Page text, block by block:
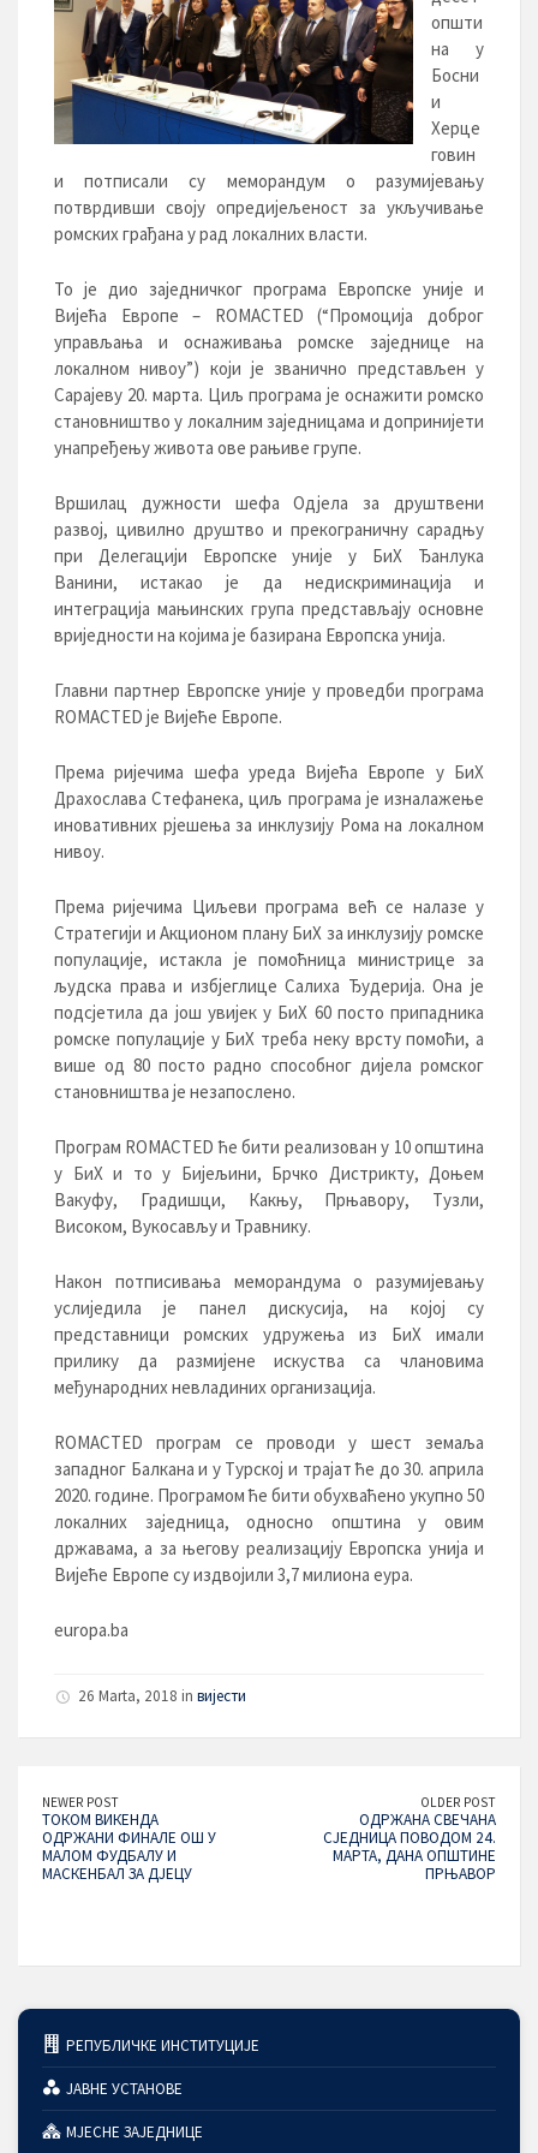
општи
на у
Босни
и
Херце
говин
и потписали су меморандум о разумијевању
потврдивши своју опредијељеност за укључивање
ромских грађана у рад локалних власти.
То је дио заједничког програма Европске уније и
Вијећа Европе – ROMACTED (“Промоција доброг
управљања и оснаживања ромске заједнице на
локалном нивоу”) који је званично представљен у
Сарајеву 20. марта. Циљ програма је оснажити ромско
становништво у локалним заједницама и допринијети
унапређењу живота ове рањиве групе.
Вршилац дужности шефа Одјела за друштвени
развој, цивилно друштво и прекограничну сарадњу
при Делегацији Европске уније у БиХ Ђанлука
Ванини, истакао је да недискриминација и
интеграција мањинских група представљају основне
вриједности на којима је базирана Европска унија.
Главни партнер Европске уније у проведби програма
ROMACTED је Вијеће Европе.
Према ријечима шефа уреда Вијећа Европе у БиХ
Драхослава Стефанека, циљ програма је изналажење
иновативних рјешења за инклузију Рома на локалном
нивоу.
Према ријечима Циљеви програма већ се налазе у
Стратегији и Акционом плану БиХ за инклузију ромске
популације, истакла је помоћница министрице за
људска права и избјеглице Салиха Ђудерија. Она је
подсјетила да још увијек у БиХ 60 посто припадника
ромске популације у БиХ треба неку врсту помоћи, а
више од 80 посто радно способног дијела ромског
становништва је незапослено.
Програм ROMACTED ће бити реализован у 10 општина
у БиХ и то у Бијељини, Брчко Дистрикту, Доњем
Вакуфу, Градишци, Какњу, Прњавору, Тузли,
Високом, Вукосављу и Травнику.
Након потписивања меморандума о разумијевању
услиједила је панел дискусија, на којој су
представници ромских удружења из БиХ имали
прилику да размијене искуства са члановима
међународних невладиних организација.
ROMACTED програм се проводи у шест земаља
западног Балкана и у Турској и трајат ће до 30. априла
2020. године. Програмом ће бити обухваћено укупно 50
локалних заједница, односно општина у овим
државама, а за његову реализацију Европска унија и
Вијеће Европе су издвојили 3,7 милиона еура.
europa.ba
26 Marta, 2018 in вијести
NEWER POST
ТОКОМ ВИКЕНДА
ОДРЖАНИ ФИНАЛЕ ОШ У
МАЛОМ ФУДБАЛУ И
МАСКЕНБАЛ ЗА ДЈЕЦУ
OLDER POST
ОДРЖАНА СВЕЧАНА
СЈЕДНИЦА ПОВОДОМ 24.
МАРТА, ДАНА ОПШТИНЕ
ПРЊАВОР
РЕПУБЛИЧКЕ ИНСТИТУЦИЈЕ
ЈАВНЕ УСТАНОВЕ
МЈЕСНЕ ЗАЈЕДНИЦЕ